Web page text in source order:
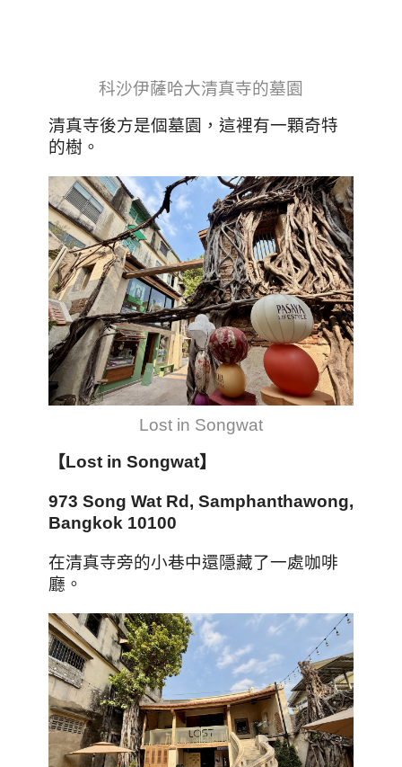
科沙伊薩哈大清真寺的墓園
清真寺後方是個墓園，這裡有一顆奇特
的樹。
Lost in Songwat
【Lost in Songwat】
973 Song Wat Rd, Samphanthawong,
Bangkok 10100
在清真寺旁的小巷中還隱藏了一處咖啡
廳。